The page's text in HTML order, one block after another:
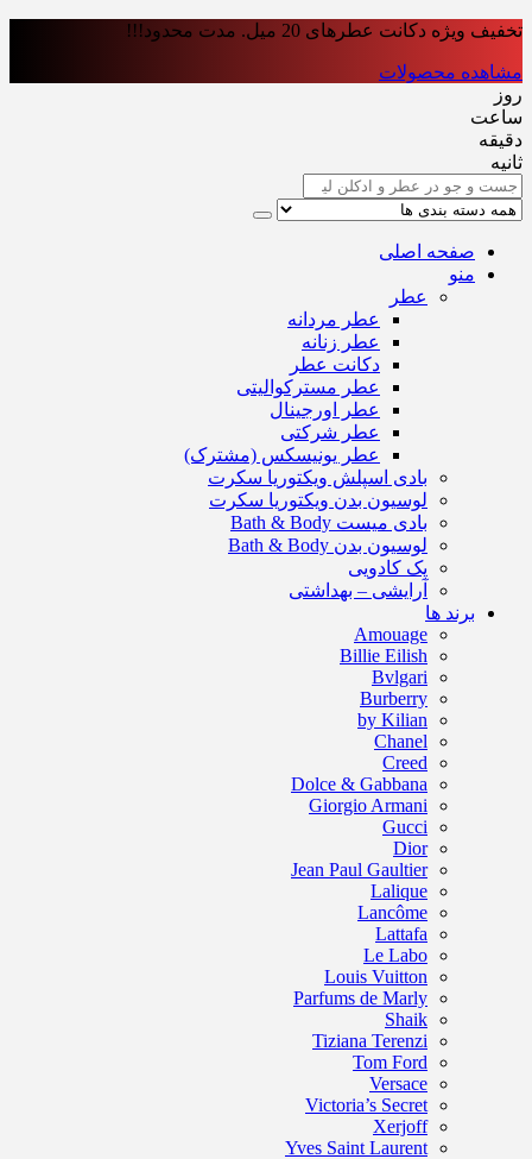
تخفیف ویژه دکانت عطرهای 20 میل. مدت محدود!!!
مشاهده محصولات
روز
ساعت‌
دقیقه
ثانیه
صفحه اصلی
منو
عطر
عطر مردانه
عطر زنانه
دکانت عطر
عطر مسترکوالیتی
عطر اورجینال
عطر شرکتی
عطر یونیسکس (مشترک)
بادی اسپلش ویکتوریا سکرت
لوسیون بدن ویکتوریا سکرت
بادی میست Bath & Body
لوسیون بدن Bath & Body
پک کادویی
آرایشی – بهداشتی
برند ها
Amouage
Billie Eilish
Bvlgari
Burberry
by Kilian
Chanel
Creed
Dolce & Gabbana
Giorgio Armani
Gucci
Dior
Jean Paul Gaultier
Lalique
Lancôme
Lattafa
Le Labo
Louis Vuitton
Parfums de Marly
Shaik
Tiziana Terenzi
Tom Ford
Versace
Victoria’s Secret
Xerjoff
Yves Saint Laurent